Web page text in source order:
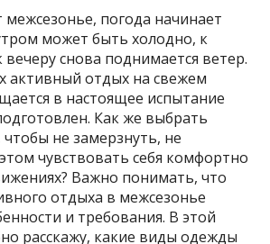
межсезонье, погода начинает
может быть холодно, к
снова поднимается ветер.
активный отдых на свежем
в настоящее испытание
Как же выбрать
не замерзнуть, не
чувствовать себя комфортно
Важно понимать, что
отдыха в межсезонье
и требования. В этой
расскажу, какие виды одежды